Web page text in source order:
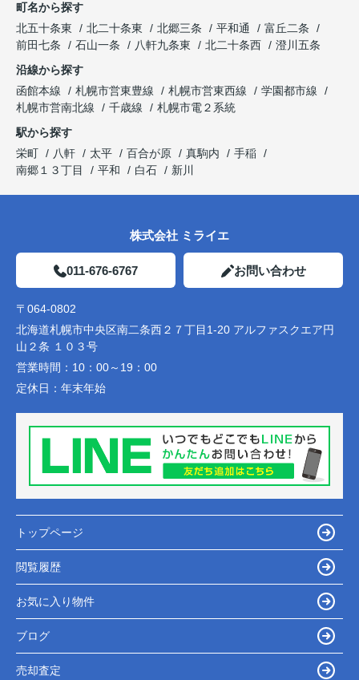
町名から探す
北五十条東
北二十条東 北郷三条 平和通
富丘二条
前田七条
石山一条 八軒九条東 北二十条西
澄川五条
沿線から探す
函館本線
札幌市営東豊線 札幌市営東西線
学園都市線
札幌市営南北線
千歳線
札幌市電２系統
駅から探す
栄町
八軒 太平 百合が原 真駒内
手稲
南郷１３丁目
平和 白石 新川
株式会社 ミライエ
011-676-6767 お問い合わせ
〒064-0802
北海道札幌市中央区南二条西２７丁目1-20 アルファスクエア円
山２条 １０３号
営業時間： 10：00～19：00
定休日： 年末年始
トップページ
閲覧履歴
お気に入り物件
ブログ
売却査定